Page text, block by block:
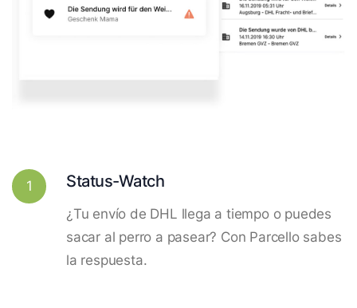
1 Status-Watch
¿Tu envío de DHL llega a tiempo o puedes
sacar al perro a pasear? Con Parcello sabes
la respuesta.